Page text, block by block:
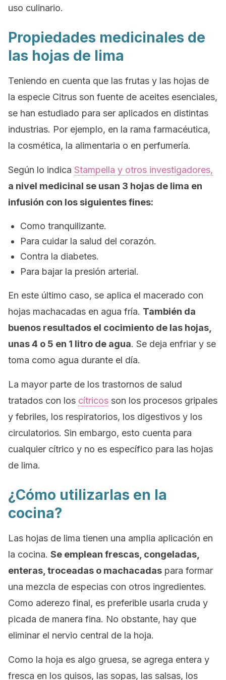
uso culinario.
Propiedades medicinales de
las hojas de lima
Teniendo en cuenta que las frutas y las hojas de
la especie Citrus son fuente de aceites esenciales,
se han estudiado para ser aplicados en distintas
industrias. Por ejemplo, en la rama farmacéutica,
la cosmética, la alimentaria o en perfumería.
Según lo indica Stampella y otros investigadores,
a nivel medicinal se usan 3 hojas de lima en
infusión con los siguientes fines:
Como tranquilizante.
Para cuidar la salud del corazón.
Contra la diabetes.
Para bajar la presión arterial.
En este último caso, se aplica el macerado con
hojas machacadas en agua fría. También da
buenos resultados el cocimiento de las hojas,
unas 4 o 5 en 1 litro de agua. Se deja enfriar y se
toma como agua durante el día.
La mayor parte de los trastornos de salud
tratados con los cítricos son los procesos gripales
y febriles, los respiratorios, los digestivos y los
circulatorios. Sin embargo, esto cuenta para
cualquier cítrico y no es específico para las hojas
de lima.
¿Cómo utilizarlas en la
cocina?
Las hojas de lima tienen una amplia aplicación en
la cocina. Se emplean frescas, congeladas,
enteras, troceadas o machacadas para formar
una mezcla de especias con otros ingredientes.
Como aderezo final, es preferible usarla cruda y
picada de manera fina. No obstante, hay que
eliminar el nervio central de la hoja.
Como la hoja es algo gruesa, se agrega entera y
fresca en los guisos, las sopas, las salsas, los